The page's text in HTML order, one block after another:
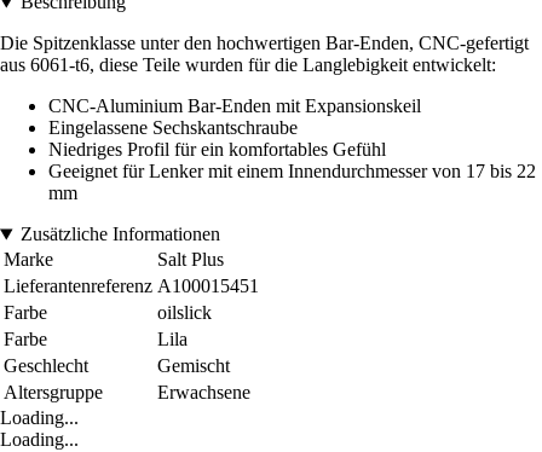
Die Spitzenklasse unter den hochwertigen Bar-Enden, CNC-gefertigt
aus 6061-t6, diese Teile wurden für die Langlebigkeit entwickelt:
CNC-Aluminium Bar-Enden mit Expansionskeil
Eingelassene Sechskantschraube
Niedriges Profil für ein komfortables Gefühl
Geeignet für Lenker mit einem Innendurchmesser von 17 bis 22
mm
Zusätzliche Informationen
Marke
Salt Plus
Lieferantenreferenz A100015451
Farbe
oilslick
Farbe
Lila
Geschlecht
Gemischt
Altersgruppe
Erwachsene
Loading...
Loading...